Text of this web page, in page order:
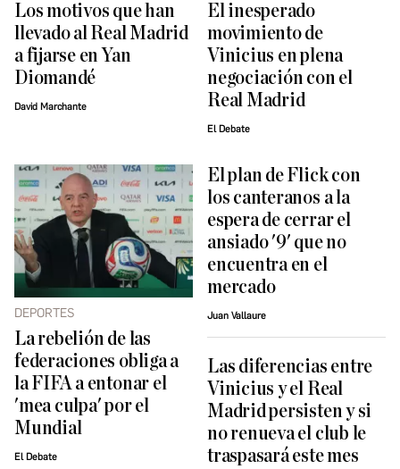
Los motivos que han
llevado al Real Madrid
a fijarse en Yan
Diomandé
David Marchante
El inesperado
movimiento de
Vinicius en plena
negociación con el
Real Madrid
El Debate
DEPORTES
La rebelión de las
federaciones obliga a
la FIFA a entonar el
'mea culpa' por el
Mundial
El Debate
El plan de Flick con
los canteranos a la
espera de cerrar el
ansiado '9' que no
encuentra en el
mercado
Juan Vallaure
Las diferencias entre
Vinicius y el Real
Madrid persisten y si
no renueva el club le
traspasará este mes